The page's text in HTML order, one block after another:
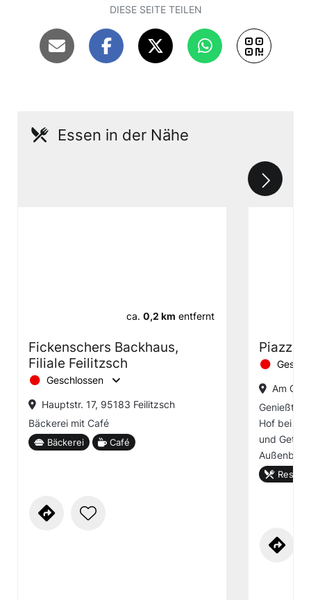
DIESE SEITE TEILEN
Essen in der Nähe
ca. 0,2 km entfernt
Fickenschers Backhaus,
Filiale Feilitzsch
Geschlossen
Hauptstr. 17, 95183 Feilitzsch
Bäckerei mit Café
Bäckerei Café
Piazza
Am
Genießt
Hof bei
und